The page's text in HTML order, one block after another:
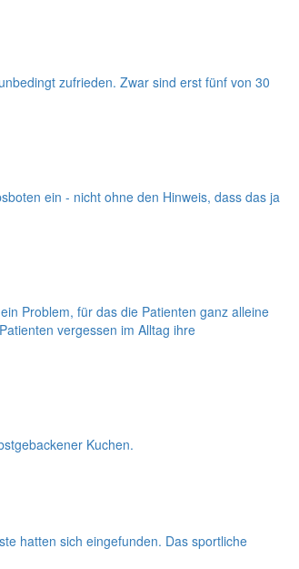
zufrieden. Zwar sind erst fünf von 30
ein - nicht ohne den Hinweis, dass das ja
Problem, für das die Patienten ganz alleine
vergessen im Alltag ihre
Kuchen.
hatten sich eingefunden. Das sportliche